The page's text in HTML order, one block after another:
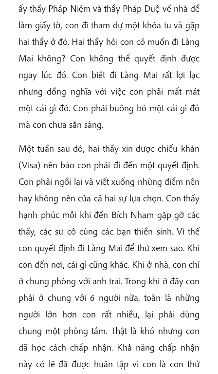
ấy thầy Pháp Niệm và thầy Pháp Duệ về nhà để
làm giấy tờ, con đi tham dự một khóa tu và gặp
hai thầy ở đó. Hai thầy hỏi con có muốn đi Làng
Mai không? Con không thể quyết định được
ngay lúc đó. Con biết đi Làng Mai rất lợi lạc
nhưng đồng nghĩa với việc con phải mất mát
một cái gì đó. Con phải buông bỏ một cái gì đó
mà con chưa sẵn sàng.
Một tuần sau đó, hai thầy xin được chiếu khán
(Visa) nên bảo con phải đi đến một quyết định.
Con phải ngồi lại và viết xuống những điểm nên
hay không nên của cả hai sự lựa chọn. Con thấy
hạnh phúc mỗi khi đến Bích Nham gặp gỡ các
thầy, các sư cô cùng các bạn thiền sinh. Vì thế
con quyết định đi Làng Mai để thử xem sao. Khi
con đến nơi, cái gì cũng khác. Khi ở nhà, con chỉ
ở chung phòng với anh trai. Trong khi ở đây con
phải ở chung với 6 người nữa, toàn là những
người lớn hơn con rất nhiều, lại phải dùng
chung một phòng tắm. Thật là khó nhưng con
đã học cách chấp nhận. Khả năng chấp nhận
này có lẽ đã được huân tập vì con là con thứ